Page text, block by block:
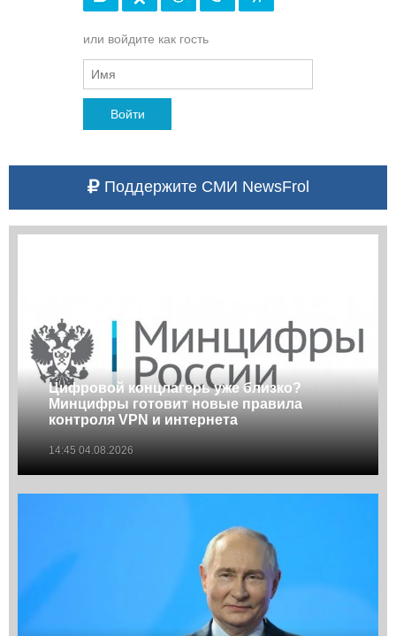
или войдите как гость
Войти
Поддержите СМИ NewsFrol
Цифровой концлагерь уже близко?
Минцифры готовит новые правила
контроля VPN и интернета
14:45 04.08.2026